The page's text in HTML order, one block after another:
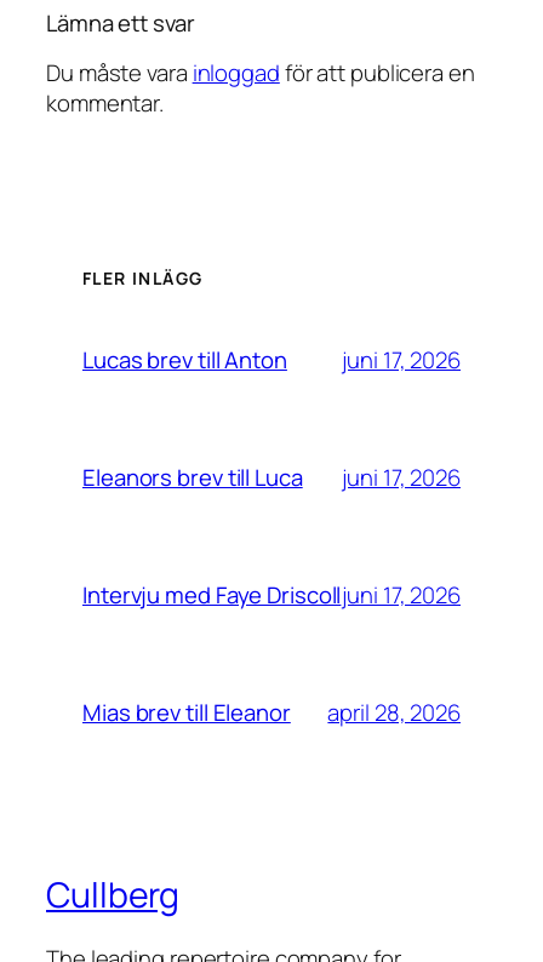
Lämna ett svar
Du måste vara inloggadför att publicera en
kommentar.
FLER INLÄGG
Lucas brev till Anton juni 17, 2026
Eleanors brev till Luca juni 17, 2026
Intervju med Faye Driscolljuni 17, 2026
Mias brev till Eleanor april 28, 2026
Cullberg